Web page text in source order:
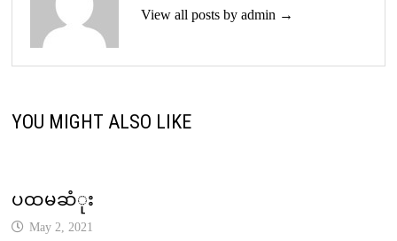
View all posts by admin →
YOU MIGHT ALSO LIKE
ပထမဆံုး
May 2, 2021